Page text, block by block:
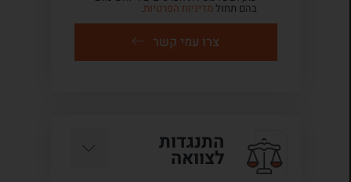
בהם תחול מדיניות הפרטיות.
צרו עמי קשר
התנגדות
לצוואה